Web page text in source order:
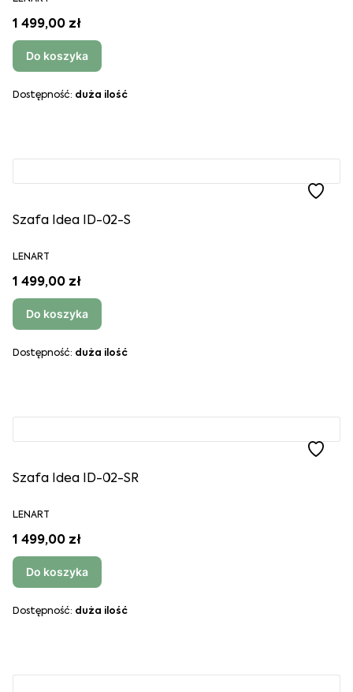
1 499,00 zł
Do koszyka
Dostępność: duża ilość
Szafa Idea ID-02-S
LENART
1 499,00 zł
Do koszyka
Dostępność: duża ilość
Szafa Idea ID-02-SR
LENART
1 499,00 zł
Do koszyka
Dostępność: duża ilość